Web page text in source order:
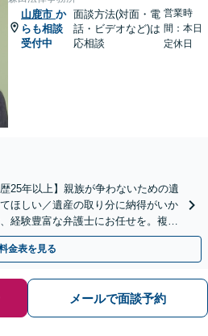
山鹿市 か
らも相談
受付中
面談方法(対面・電
話・ビデオなど)は
応相談
営業時
間：本日
定休日
25年以上】親族が争わないための遺
ほしい／遺産の取り分に納得がいか
経験豊富な弁護士にお任せを。複雑
導きます。
金表を見る
メールで面談予約